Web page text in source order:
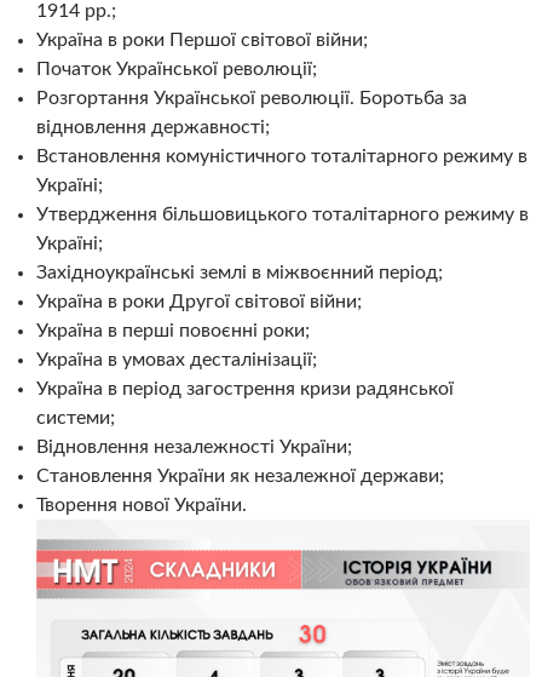
1914 рр.;
Україна в роки Першої світової війни;
Початок Української революції;
Розгортання Української революції. Боротьба за
відновлення державності;
Встановлення комуністичного тоталітарного режиму в
Україні;
Утвердження більшовицького тоталітарного режиму в
Україні;
Західноукраїнські землі в міжвоєнний період;
Україна в роки Другої світової війни;
Україна в перші повоєнні роки;
Україна в умовах десталінізації;
Україна в період загострення кризи радянської
системи;
Відновлення незалежності України;
Становлення України як незалежної держави;
Творення нової України.